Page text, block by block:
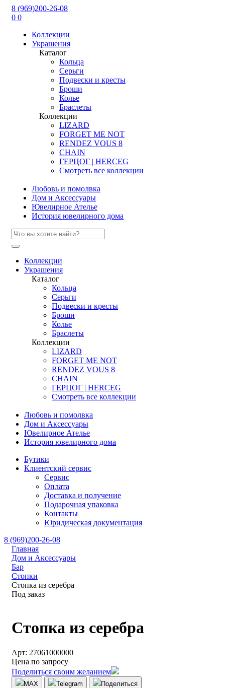
8 (969)200-26-08
0 0
Коллекции
Украшения
Каталог
Кольца
Серьги
Подвески и кресты
Броши
Колье
Браслеты
Коллекции
LIZARD
FORGET ME NOT
RENDEZ VOUS 8
CHAIN
ГЕРЦОГ | HERCEG
Смотреть все коллекции
Любовь и помолвка
Дом и Аксессуары
Ювелирное Ателье
История ювелирного дома
Коллекции
Украшения
Каталог
Кольца
Серьги
Подвески и кресты
Броши
Колье
Браслеты
Коллекции
LIZARD
FORGET ME NOT
RENDEZ VOUS 8
CHAIN
ГЕРЦОГ | HERCEG
Смотреть все коллекции
Любовь и помолвка
Дом и Аксессуары
Ювелирное Ателье
История ювелирного дома
Бутики
Клиентский сервис
Сервис
Оплата
Доставка и получение
Подарочная упаковка
Контакты
Юридическая документация
8 (969)200-26-08
Главная
Дом и Аксессуары
Бар
Стопки
Стопка из серебра
Под заказ
Стопка из серебра
Арт: 27061000000
Цена по запросу
Поделиться своим желанием
MAX Telegram
Поделиться